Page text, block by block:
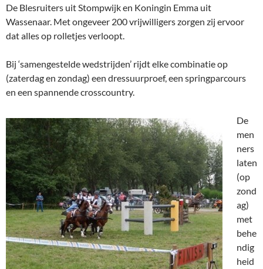
De Blesruiters uit Stompwijk en Koningin Emma uit
Wassenaar. Met ongeveer 200 vrijwilligers zorgen zij ervoor
dat alles op rolletjes verloopt.
Bij ‘samengestelde wedstrijden’ rijdt elke combinatie op
(zaterdag en zondag) een dressuurproef, een springparcours
en een spannende crosscountry.
De
men
ners
laten
(op
zond
ag)
met
behe
ndig
heid